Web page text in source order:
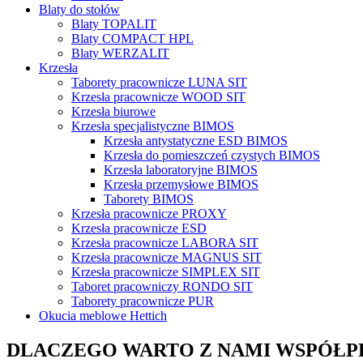
Blaty do stołów
Blaty TOPALIT
Blaty COMPACT HPL
Blaty WERZALIT
Krzesła
Taborety pracownicze LUNA SIT
Krzesła pracownicze WOOD SIT
Krzesła biurowe
Krzesła specjalistyczne BIMOS
Krzesła antystatyczne ESD BIMOS
Krzesła do pomieszczeń czystych BIMOS
Krzesła laboratoryjne BIMOS
Krzesła przemysłowe BIMOS
Taborety BIMOS
Krzesła pracownicze PROXY
Krzesła pracownicze ESD
Krzesła pracownicze LABORA SIT
Krzesła pracownicze MAGNUS SIT
Krzesła pracownicze SIMPLEX SIT
Taboret pracowniczy RONDO SIT
Taborety pracownicze PUR
Okucia meblowe Hettich
DLACZEGO WARTO Z NAMI